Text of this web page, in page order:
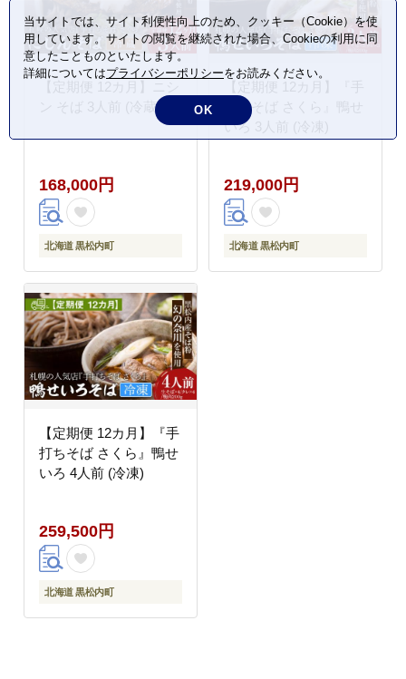
【定期便 12カ月】ニシ
ン そば 3人前 (冷蔵)
168,000円
北海道 黒松内町
【定期便 12カ月】『手
打ちそば さくら』鴨せ
いろ 3人前 (冷凍)
219,000円
北海道 黒松内町
【定期便 12カ月】『手
打ちそば さくら』鴨せ
いろ 4人前 (冷凍)
259,500円
北海道 黒松内町
当サイトでは、サイト利便性向上のため、クッキー（Cookie）を使
用しています。サイトの閲覧を継続された場合、Cookieの利用に同
意したことものといたします。
詳細についてはプライバシーポリシーをお読みください。
OK